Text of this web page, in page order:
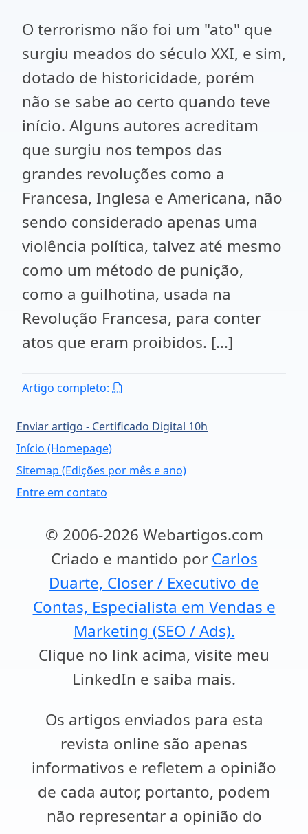
O terrorismo não foi um "ato" que
surgiu meados do século XXI, e sim,
dotado de historicidade, porém
não se sabe ao certo quando teve
início. Alguns autores acreditam
que surgiu nos tempos das
grandes revoluções como a
Francesa, Inglesa e Americana, não
sendo considerado apenas uma
violência política, talvez até mesmo
como um método de punição,
como a guilhotina, usada na
Revolução Francesa, para conter
atos que eram proibidos. [...]
Artigo completo:
Enviar artigo - Certificado Digital 10h
Início (Homepage)
Sitemap (Edições por mês e ano)
Entre em contato
© 2006-2026 Webartigos.com
Criado e mantido por Carlos
Duarte, Closer / Executivo de
Contas, Especialista em Vendas e
Marketing (SEO / Ads).
Clique no link acima, visite meu
LinkedIn e saiba mais.
Os artigos enviados para esta
revista online são apenas
informativos e refletem a opinião
de cada autor, portanto, podem
não representar a opinião do